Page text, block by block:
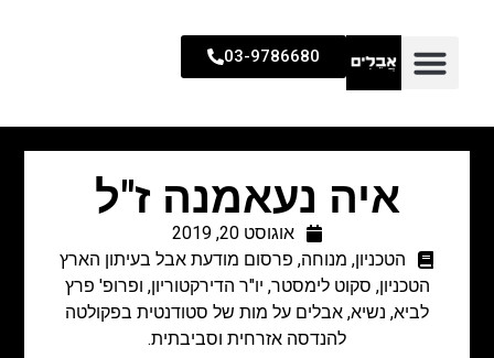
03-9786680
איה נעאמנה ז"ל
אוגוסט 20, 2019
הטכניון, מנוחה, פרסום מודעת אבל בעיתון הארץ
הטכניון, סקוט לימסטר, יו"ר הדירקטוריון, ופרופ' פרץ
לביא, נשיא, אבלים על מות של סטודנטית בפקולטה
להנדסה אזרחית וסביבתית.